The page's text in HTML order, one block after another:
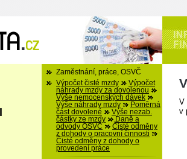
V
v
Zaměstnání, práce, OSVČ
Výpočet čisté mzdy
Výpočet
náhrady mzdy za dovolenou
Výše nemocenských dávek
Výše náhrady mzdy
Poměrná
část dovolené
Výše nezab.
částky ze mzdy
Daně a
odvody OSVČ
Čisté odměny
z dohody o pracovní činnosti
Čisté odměny z dohody o
provedení práce